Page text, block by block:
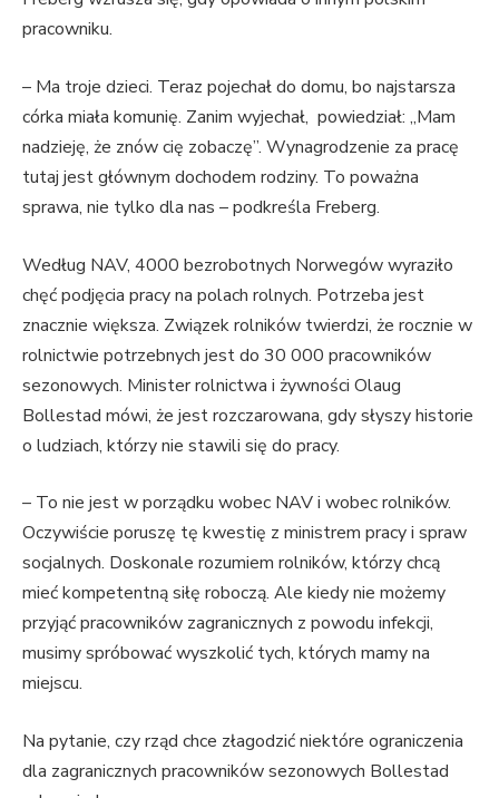
pracowniku.
– Ma troje dzieci. Teraz pojechał do domu, bo najstarsza
córka miała komunię. Zanim wyjechał, powiedział: „Mam
nadzieję, że znów cię zobaczę”. Wynagrodzenie za pracę
tutaj jest głównym dochodem rodziny. To poważna
sprawa, nie tylko dla nas – podkreśla Freberg.
Według NAV, 4000 bezrobotnych Norwegów wyraziło
chęć podjęcia pracy na polach rolnych. Potrzeba jest
znacznie większa. Związek rolników twierdzi, że rocznie w
rolnictwie potrzebnych jest do 30 000 pracowników
sezonowych. Minister rolnictwa i żywności Olaug
Bollestad mówi, że jest rozczarowana, gdy słyszy historie
o ludziach, którzy nie stawili się do pracy.
– To nie jest w porządku wobec NAV i wobec rolników.
Oczywiście poruszę tę kwestię z ministrem pracy i spraw
socjalnych. Doskonale rozumiem rolników, którzy chcą
mieć kompetentną siłę roboczą. Ale kiedy nie możemy
przyjąć pracowników zagranicznych z powodu infekcji,
musimy spróbować wyszkolić tych, których mamy na
miejscu.
Na pytanie, czy rząd chce złagodzić niektóre ograniczenia
dla zagranicznych pracowników sezonowych Bollestad